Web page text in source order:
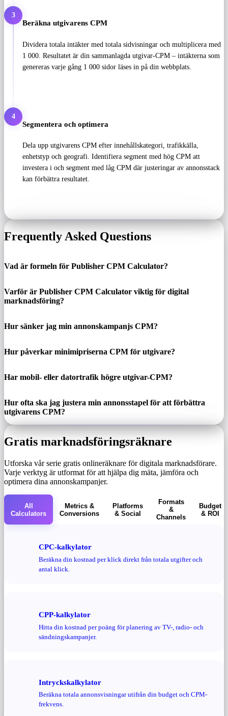
3
Beräkna utgivarens CPM
Dividera totala intäkter med totala sidvisningar och multiplicera med
1 000. Resultatet är din sammanlagda utgivar-CPM – intäkterna som
genereras varje gång 1 000 sidor läses in på din webbplats.
4
Segmentera och optimera
Dela upp utgivarens CPM efter innehållskategori, trafikkälla,
enhetstyp och geografi. Identifiera segment med hög CPM att
investera i och segment med låg CPM där justeringar av annonsstack
kan förbättra resultatet.
Frequently Asked Questions
Vad är formeln för Publisher CPM Calculator?
Varför är Publisher CPM Calculator viktig för digital
marknadsföring?
Hur sänker jag min annonskampanjs CPM?
Hur påverkar minimipriserna CPM för utgivare?
Har mobil- eller datortrafik högre utgivar-CPM?
Hur ofta ska jag justera min annonsstapel för att förbättra
utgivarens CPM?
Gratis marknadsföringsräknare
Utforska vår serie gratis onlineräknare för digitala marknadsförare.
Varje verktyg är utformat för att hjälpa dig mäta, jämföra och
optimera dina annonskampanjer.
All
Calculators
Metrics &
Conversions
Platforms
& Social
Formats
&
Channels
Budget
& ROI
CPC-kalkylator
Beräkna din kostnad per klick direkt från totala utgifter och
antal klick.
CPP-kalkylator
Hitta din kostnad per poäng för planering av TV-, radio- och
sändningskampanjer.
Intryckskalkylator
Beräkna totala annonsvisningar utifrån din budget och CPM-
frekvens.